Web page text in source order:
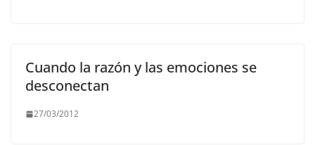
Cuando la razón y las emociones se
desconectan
27/03/2012